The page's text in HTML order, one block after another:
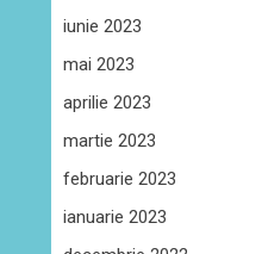
iunie 2023
mai 2023
aprilie 2023
martie 2023
februarie 2023
ianuarie 2023